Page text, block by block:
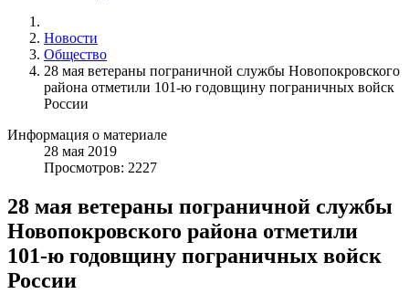
Новости
Общество
28 мая ветераны пограничной службы Новопокровского
района отметили 101-ю годовщину пограничных войск
России
Информация о материале
28 мая 2019
Просмотров: 2227
28 мая ветераны пограничной службы
Новопокровского района отметили
101-ю годовщину пограничных войск
России